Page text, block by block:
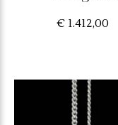
€ 1.412,00